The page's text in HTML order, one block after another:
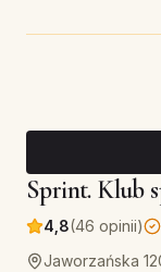
Sprint. Klub
4,8(46 opinii)
Jaworzańska